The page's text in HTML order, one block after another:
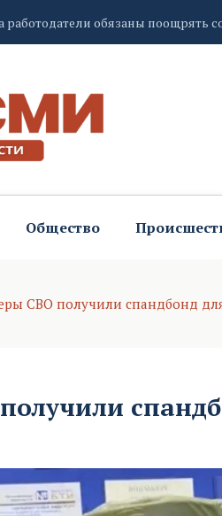
работодатели обязаны поощрять
Общество
СВО получили спандбонд